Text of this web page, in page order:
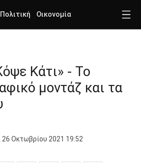
Πολιτική Οικονομία
Κάτι» - Το
μοντάζ και τα
26 Οκτωβρίου 2021 19:52